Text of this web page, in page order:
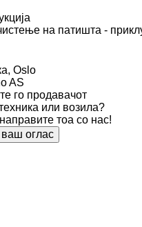
на патишта -
Oslo
AS
го продавачот
или возила?
тоа со нас!
ваш оглас